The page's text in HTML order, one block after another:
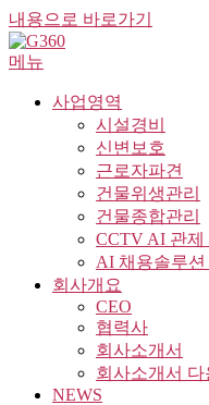
내용으로 바로가기
메뉴
사업영역
시설경비
신변보호
근로자파견
건물위생관리
건물종합관리
CCTV AI 관제
AI 채용솔루션
회사개요
CEO
협력사
회사소개서
회사소개서 다
NEWS